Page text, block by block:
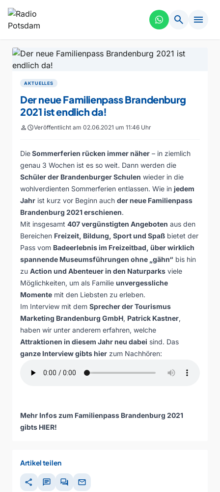
search menu
AKTUELLES
Der neue Familienpass Brandenburg
2021 ist endlich da!
personscheduleVeröffentlicht am 02.06.2021 um 11:46 Uhr
DieSommerferien rücken immer näher – in ziemlich
genau 3 Wochen ist es so weit. Dann werden die
Schüler der Brandenburger Schulen wieder in die
wohlverdienten Sommerferien entlassen. Wie in jedem
Jahr ist kurz vor Beginn auch der neue Familienpass
Brandenburg 2021erschienen.
Mit insgesamt 407 vergünstigten Angeboten aus den
Bereichen Freizeit, Bildung, Sport und Spaß bietet der
Pass vom Badeerlebnis im Freizeitbad, über wirklich
spannende Museumsführungen ohne „gähn“ bis hin
zu Action und Abenteuer in den Naturparks viele
Möglichkeiten, um als Familie unvergessliche
Momente mit den Liebsten zu erleben.
Im Interview mit dem Sprecher derTourismus
Marketing Brandenburg GmbH, Patrick Kastner,
haben wir unter anderem erfahren, welche
Attraktionen in diesem Jahr neu dabei sind. Das
ganze Interview gibts hier zum Nachhören:
Mehr Infos zum Familienpass Brandenburg 2021
gibts HIER!
Artikel teilen
share chat forum mail